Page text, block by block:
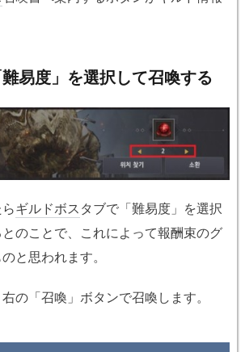
易度」を選択して召喚する
ギルドボスタブで「難易度」を選択
のことで、これによって報酬束のグ
と思われます。
の「召喚」ボタンで召喚します。